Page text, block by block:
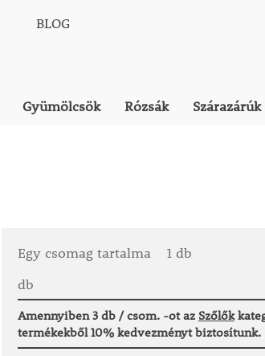
BLOG
Gyümölcsök Rózsák Szárazárúk
Egy csomag tartalma
1 db
db
Amennyiben 3 db / csom. -ot az Szőlők
termékekből 10% kedvezményt biztosítunk.